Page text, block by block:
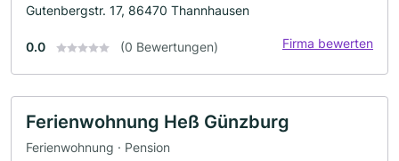
Gutenbergstr. 17, 86470 Thannhausen
0.0 (0 Bewertungen) Firma bewerten
Ferienwohnung Heß Günzburg
Ferienwohnung · Pension